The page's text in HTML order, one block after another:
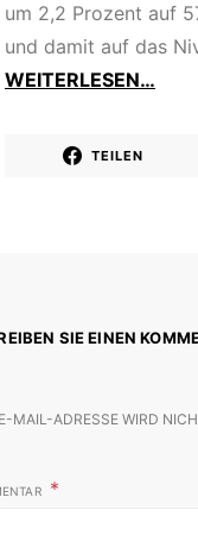
um 2,2 Prozent auf
und damit auf das
WEITERLESEN…
TEILEN
SIE EINEN
MAIL-ADRESSE WIRD